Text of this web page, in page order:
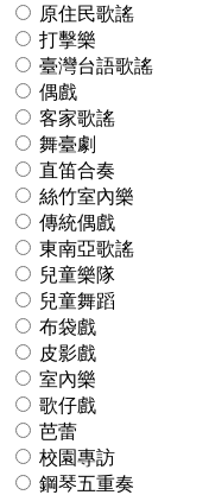
原住民歌謠
打擊樂
臺灣台語歌謠
偶戲
客家歌謠
舞臺劇
直笛合奏
絲竹室內樂
傳統偶戲
東南亞歌謠
兒童樂隊
兒童舞蹈
布袋戲
皮影戲
室內樂
歌仔戲
芭蕾
校園專訪
鋼琴五重奏